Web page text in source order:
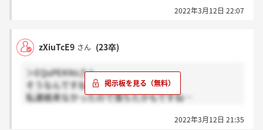
2022年3月12日 22:07
zXiuTcE9 さん (23卒)
＞EQuPEKNsさん
そうなんですね
私連絡来なかったので落ちたかもですね…
2022年3月12日 21:35